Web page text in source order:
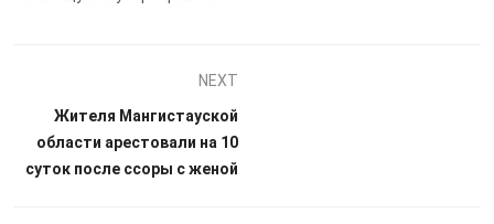
NEXT
Жителя Мангистауской
области арестовали на 10
суток после ссоры с женой